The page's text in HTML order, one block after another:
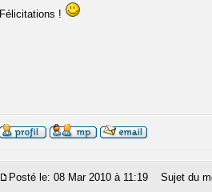
Félicitations !
Posté le: 08 Mar 2010 à 11:19 Sujet du